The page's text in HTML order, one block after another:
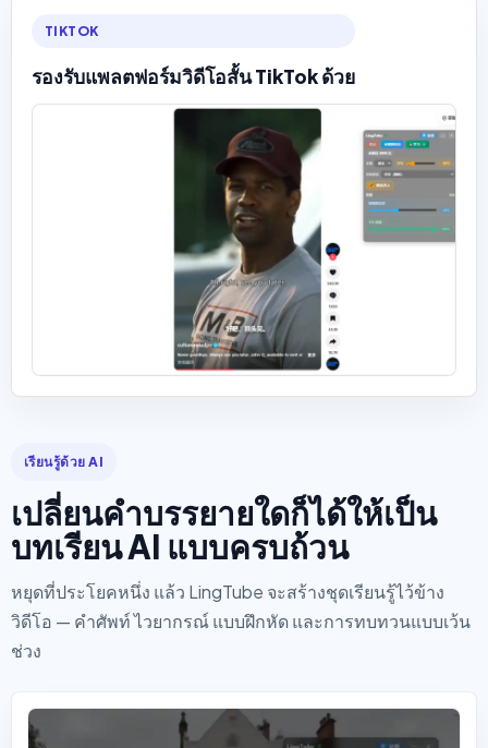
TIKTOK
รองรับแพลตฟอร์มวิดีโอสั้น TikTok ด้วย
เรียนรู้ด้วย AI
เปลี่ยนคำบรรยายใดก็ได้ให้เป็น
บทเรียน AI แบบครบถ้วน
หยุดที่ประโยคหนึ่ง แล้ว LingTube จะสร้างชุดเรียนรู้ไว้ข้าง
วิดีโอ — คำศัพท์ ไวยากรณ์ แบบฝึกหัด และการทบทวนแบบเว้น
ช่วง